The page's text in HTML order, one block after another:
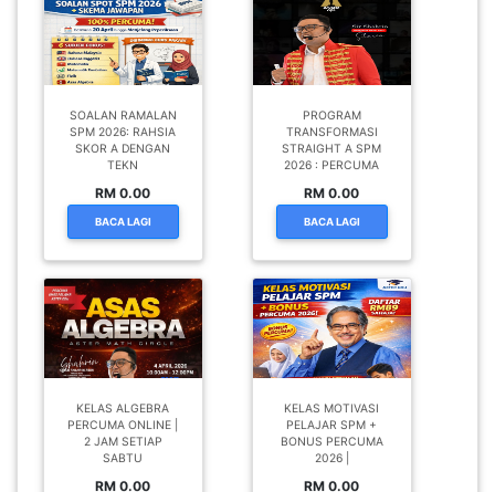
SOALAN RAMALAN
SPM 2026: RAHSIA
SKOR A DENGAN
TEKN
RM 0.00
BACA LAGI
PROGRAM
TRANSFORMASI
STRAIGHT A SPM
2026 : PERCUMA
RM 0.00
BACA LAGI
KELAS ALGEBRA
PERCUMA ONLINE |
2 JAM SETIAP
SABTU
RM 0.00
KELAS MOTIVASI
PELAJAR SPM +
BONUS PERCUMA
2026 |
RM 0.00